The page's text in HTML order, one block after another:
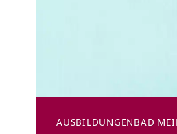
AUSBILDUNGENBAD